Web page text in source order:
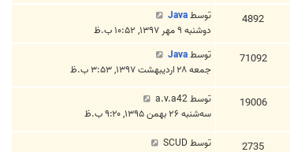
4892 توسطJava
دوشنبه ۹ مهر ۱۳۹۷, ۱۰:۵۲ ب.ظ
71092 توسطJava
جمعه ۲۸ اردیبهشت ۱۳۹۷, ۳:۵۳ ب.ظ
19006 توسطa.v.a42
سه‌شنبه ۲۶ بهمن ۱۳۹۵, ۹:۲۰ ب.ظ
2735 توسطSCUD